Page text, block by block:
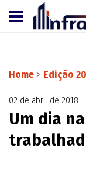
Home > Edição
02 de abril de 2018
Um dia